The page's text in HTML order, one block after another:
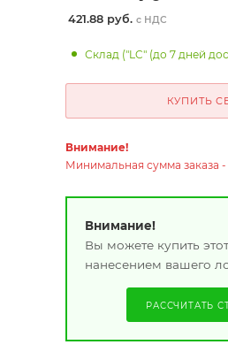
421.88 руб. с НДС
Склад ("LC" (до 7 дней
КУПИТЬ
Внимание!
Минимальная сумма заказа
Внимание!
Вы можете купить
нанесением вашего
РАССЧИТАТЬ